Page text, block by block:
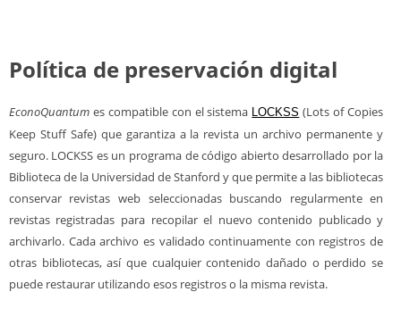
Política de preservación digital
EconoQuantum es compatible con el sistema LOCKSS (Lots of Copies
Keep Stuff Safe) que garantiza a la revista un archivo permanente y
seguro. LOCKSS es un programa de código abierto desarrollado por la
Biblioteca de la Universidad de Stanford y que permite a las bibliotecas
conservar revistas web seleccionadas buscando regularmente en
revistas registradas para recopilar el nuevo contenido publicado y
archivarlo. Cada archivo es validado continuamente con registros de
otras bibliotecas, así que cualquier contenido dañado o perdido se
puede restaurar utilizando esos registros o la misma revista.